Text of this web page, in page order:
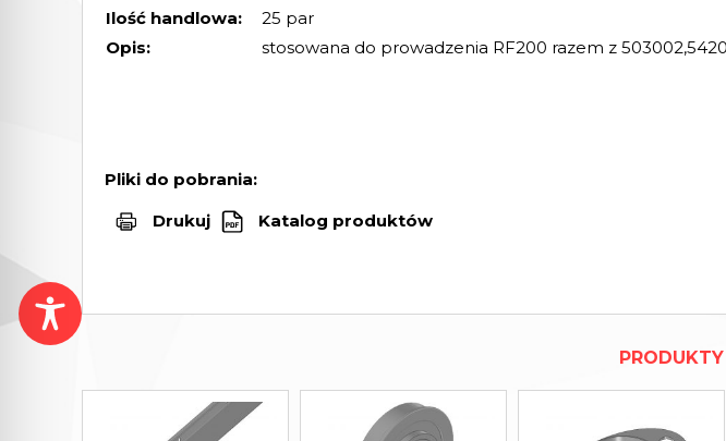
Ilość handlowa:
25 par
Opis:
stosowana do prowadzenia RF200 razem z
Pliki do pobrania:
Drukuj
Katalog produktów
PRODUKTY